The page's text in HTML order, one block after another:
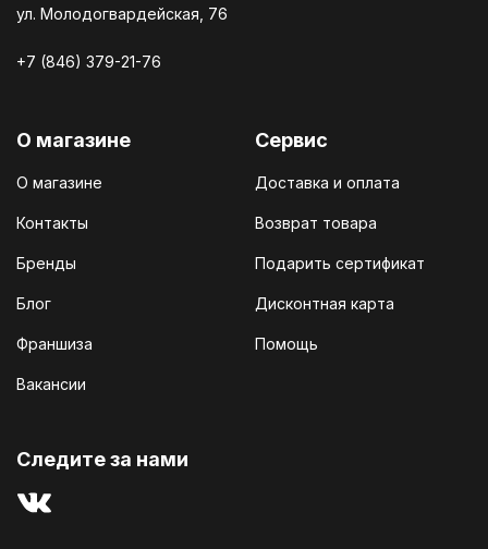
ул. Молодогвардейская, 76
+7 (846) 379-21-76
О магазине
О магазине
Контакты
Бренды
Блог
Франшиза
Вакансии
Сервис
Доставка и оплата
Возврат товара
Подарить сертификат
Дисконтная карта
Помощь
Cледите за нами